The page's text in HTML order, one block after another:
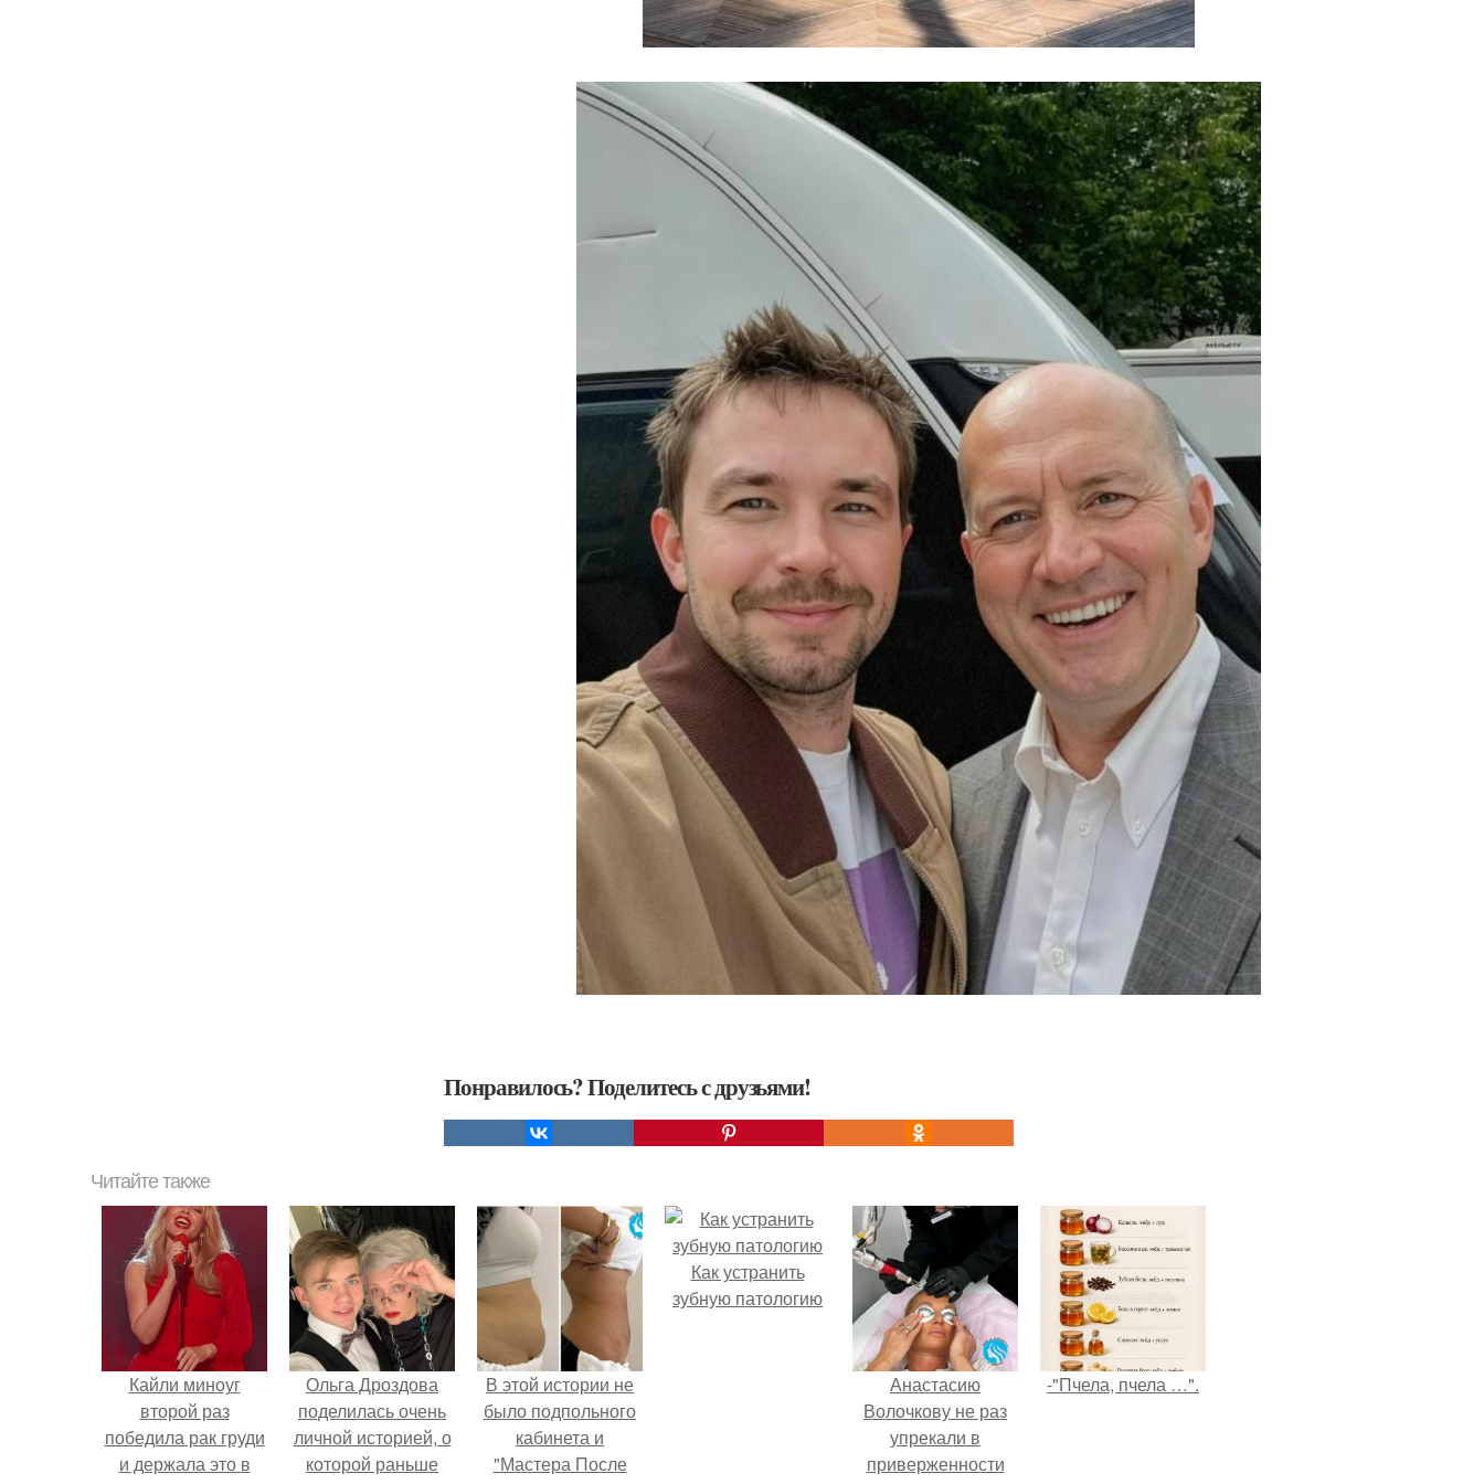
Понравилось? Поделитесь с друзьями!
Читайте также
Кайли миноуг
второй раз
победила рак груди
и держала это в
Ольга Дроздова
поделилась очень
личной историей, о
которой раньше
В этой истории не
было подпольного
кабинета и
"Мастера После
Как устранить
зубную патологию
Анастасию
Волочкову не раз
упрекали в
приверженности
-"Пчела, пчела …".